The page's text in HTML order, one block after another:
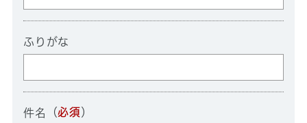
ふりがな
件名 （必須 ）